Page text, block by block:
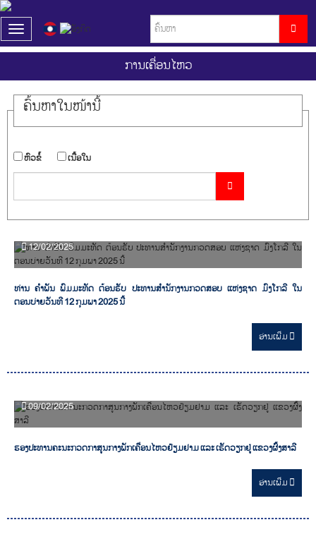
T
o
g
l
e
a
i
g
a
i
o
ການເຄື່ອນໄຫວ
ຄົ້ນ​ຫາ​ໃນ​ໜ້ານີ້
​ຫົວ​ຂໍ້ ​ເນື້ອ​ໃນ
12/02/2025
ທ່ານ ຄໍາພັນ ພົມມະທັດ ຕ້ອນຮັບ ປະທານສຳນັກງານກວດສອບ ແຫ່ງຊາດ ມົງໂກລີ ໃນ
ຕອນບ່າຍວັນທີ 12 ກຸມພາ 2025 ນີ້
ອ່ານ​ເພີ່ມ
09/02/2025
ຮອງປະທານຄະນະກວດກາສູນກາງພັກເຄື່ອນໄຫວຢ້ຽມຢາມ ແລະ ເຮັດວຽກຢູ່ ແຂວງຜົ້ງສາລີ
ອ່ານ​ເພີ່ມ